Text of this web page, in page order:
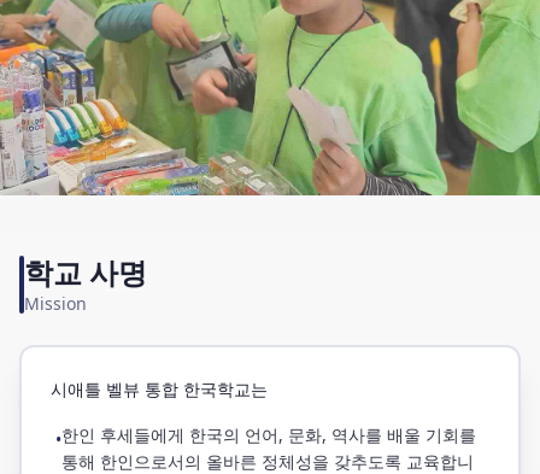
학교 사명
Mission
시애틀 벨뷰 통합 한국학교는
•한인 후세들에게 한국의 언어, 문화, 역사를 배울 기회를
통해 한인으로서의 올바른 정체성을 갖추도록 교육합니